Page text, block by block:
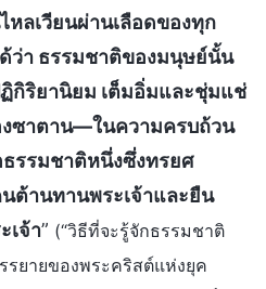
ลเวียนผ่านเลือดของทุก
ว่า ธรรมชาติของมนุษย์นั้น
กิริยานิยม เต็มอิ่มและชุ่มแช่
ซาตาน—ในความครบถ้วน
รรมชาติหนึ่งซึ่งทรยศ
ต้านทานพระเจ้าและยืน
เจ้า” (“วิธีที่จะรู้จักธรรมชาติ
ยายของพระคริสต์แห่งยุค